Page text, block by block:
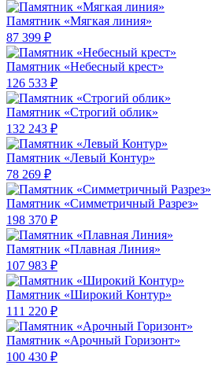
Памятник «Мягкая линия»
87 399 ₽
Памятник «Небесный крест»
126 533 ₽
Памятник «Строгий облик»
132 243 ₽
Памятник «Левый Контур»
78 269 ₽
Памятник «Симметричный Разрез»
198 370 ₽
Памятник «Плавная Линия»
107 983 ₽
Памятник «Широкий Контур»
111 220 ₽
Памятник «Арочный Горизонт»
100 430 ₽